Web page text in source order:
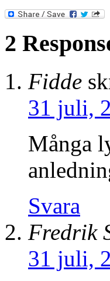
2
Fidde
31 juli,
Många
Svara
Fredrik
31 juli,